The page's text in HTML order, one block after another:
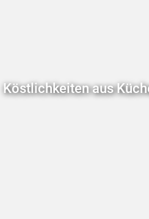
Köstlichkeiten aus